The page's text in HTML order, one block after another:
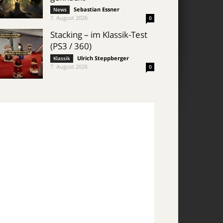
News Sebastian Essner
7. August 2026
0
Stacking – im Klassik-Test
(PS3 / 360)
Klassik Ulrich Steppberger
7. August 2026
0